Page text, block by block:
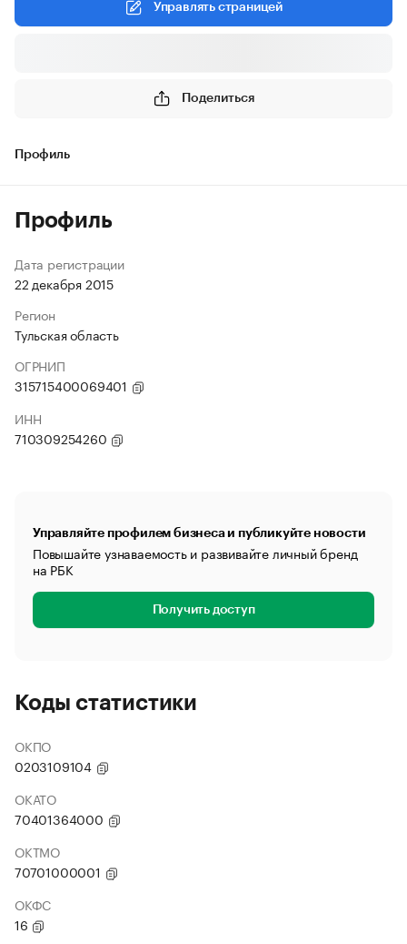
Управлять страницей
Поделиться
Профиль
Профиль
Дата регистрации
22 декабря 2015
Регион
Тульская область
ОГРНИП
315715400069401
ИНН
710309254260
Управляйте профилем бизнеса и публикуйте новости
Повышайте узнаваемость и развивайте личный бренд
на РБК
Получить доступ
Коды статистики
ОКПО
0203109104
ОКАТО
70401364000
ОКТМО
70701000001
ОКФС
16